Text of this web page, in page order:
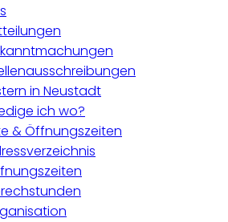
in Neustadt
ich wo?
& Öffnungszeiten